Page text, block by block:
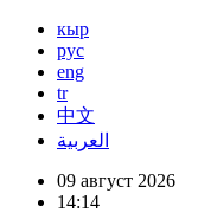
кыр
рус
eng
tr
中文
العربية
09 август 2026
14:14